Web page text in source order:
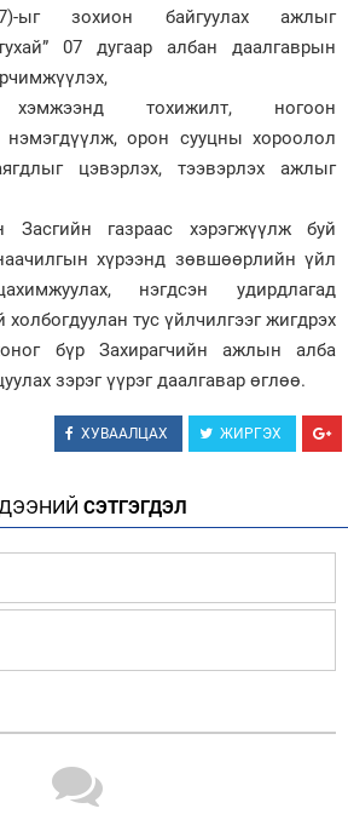
ыг зохион байгуулах ажлыг
07 дугаар албан даалгаврын
хэмжээнд тохижилт, ногоон
нэмэгдүүлж, орон сууцны хороолол
цэвэрлэх, тээвэрлэх ажлыг
газраас хэрэгжүүлж буй
хүрээнд зөвшөөрлийн үйл
нэгдсэн удирдлагад
тус үйлчилгээг жигдрэх
бүр Захирагчийн ажлын алба
зэрэг үүрэг даалгавар өглөө.
ХУВААЛЦАХ ЖИРГЭХ
СЭТГЭГДЭЛ